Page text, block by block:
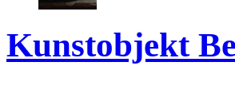
Kunstobjekt